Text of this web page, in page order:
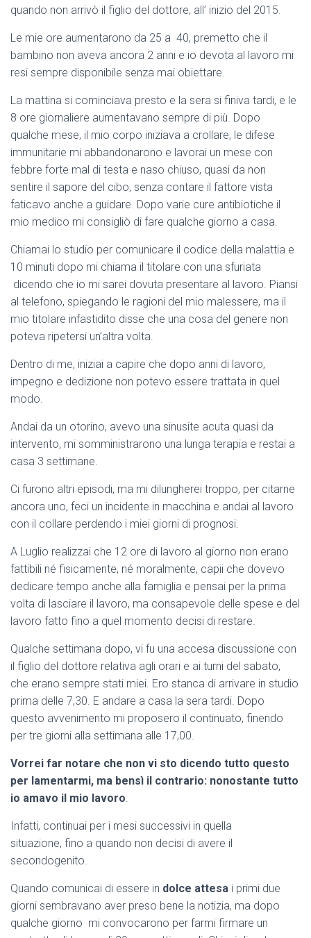
quando non arrivò il figlio del dottore, all’ inizio del 2015.
Le mie ore aumentarono da 25 a 40, premetto che il
bambino non aveva ancora 2 anni e io devota al lavoro mi
resi sempre disponibile senza mai obiettare.
La mattina si cominciava presto e la sera si finiva tardi, e le
8 ore giornaliere aumentavano sempre di più. Dopo
qualche mese, il mio corpo iniziava a crollare, le difese
immunitarie mi abbandonarono e lavorai un mese con
febbre forte mal di testa e naso chiuso, quasi da non
sentire il sapore del cibo, senza contare il fattore vista
faticavo anche a guidare. Dopo varie cure antibiotiche il
mio medico mi consigliò di fare qualche giorno a casa.
Chiamai lo studio per comunicare il codice della malattia e
10 minuti dopo mi chiama il titolare con una sfuriata
dicendo che io mi sarei dovuta presentare al lavoro. Piansi
al telefono, spiegando le ragioni del mio malessere, ma il
mio titolare infastidito disse che una cosa del genere non
poteva ripetersi un’altra volta.
Dentro di me, iniziai a capire che dopo anni di lavoro,
impegno e dedizione non potevo essere trattata in quel
modo.
Andai da un otorino, avevo una sinusite acuta quasi da
intervento, mi somministrarono una lunga terapia e restai a
casa 3 settimane.
Ci furono altri episodi, ma mi dilungherei troppo, per citarne
ancora uno, feci un incidente in macchina e andai al lavoro
con il collare perdendo i miei giorni di prognosi.
A Luglio realizzai che 12 ore di lavoro al giorno non erano
fattibili né fisicamente, né moralmente, capii che dovevo
dedicare tempo anche alla famiglia e pensai per la prima
volta di lasciare il lavoro, ma consapevole delle spese e del
lavoro fatto fino a quel momento decisi di restare.
Qualche settimana dopo, vi fu una accesa discussione con
il figlio del dottore relativa agli orari e ai turni del sabato,
che erano sempre stati miei. Ero stanca di arrivare in studio
prima delle 7,30. E andare a casa la sera tardi. Dopo
questo avvenimento mi proposero il continuato, finendo
per tre giorni alla settimana alle 17,00.
Vorrei far notare che non vi sto dicendo tutto questo
per lamentarmi, ma bensì il contrario: nonostante tutto
io amavo il mio lavoro.
Infatti, continuai per i mesi successivi in quella
situazione, fino a quando non decisi di avere il
secondogenito.
Quando comunicai di essere in dolce attesa i primi due
giorni sembravano aver preso bene la notizia, ma dopo
qualche giorno mi convocarono per farmi firmare un